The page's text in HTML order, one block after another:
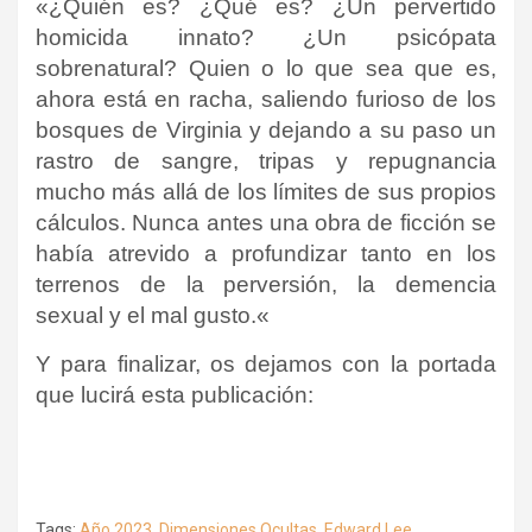
«¿Quién es? ¿Qué es?
¿Un pervertido
homicida innato?
¿Un psicópata
sobrenatural? Quien o lo que sea que es,
ahora está en racha, saliendo furioso de los
bosques de Virginia y dejando a su paso un
rastro de sangre, tripas y repugnancia
mucho más allá de los límites de sus propios
cálculos. Nunca antes una obra de ficción se
había atrevido a profundizar tanto en los
terrenos de la perversión, la demencia
sexual y el mal gusto.«
Y para finalizar, os dejamos con la portada
que lucirá esta publicación: